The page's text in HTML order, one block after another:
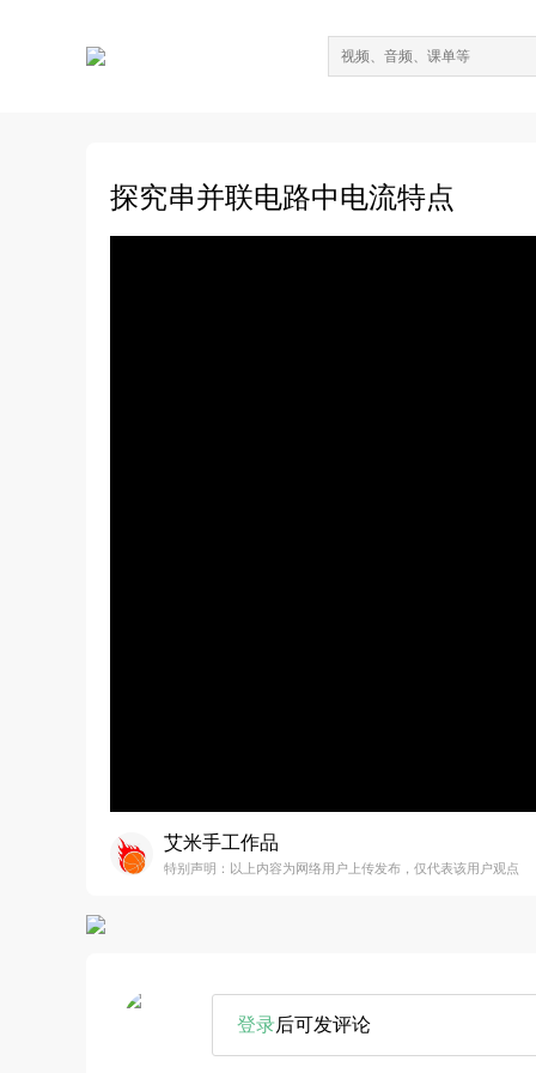
探究串并联电路中电流特点
艾米手工作品
特别声明：以上内容为网络用户上传发布，仅代表该用户观点
登录后可发评论